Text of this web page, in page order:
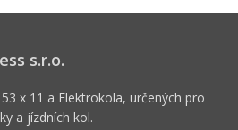
s.r.o.
x 11 a Elektrokola, určených pro
a jízdních kol.